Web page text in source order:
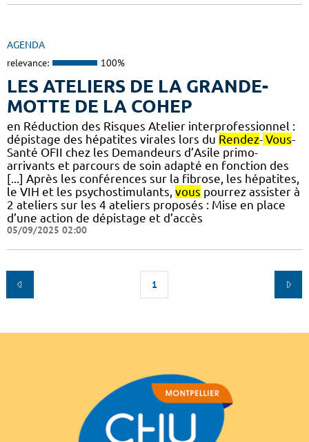
AGENDA
relevance: 100%
LES ATELIERS DE LA GRANDE-
MOTTE DE LA COHEP
en Réduction des Risques Atelier interprofessionnel :
dépistage des hépatites virales lors du Rendez- Vous-
Santé OFII chez les Demandeurs d’Asile primo-
arrivants et parcours de soin adapté en fonction des
[...] Après les conférences sur la fibrose, les hépatites,
le VIH et les psychostimulants, vous pourrez assister à
2 ateliers sur les 4 ateliers proposés : Mise en place
d’une action de dépistage et d’accès
05/09/2025 02:00
1